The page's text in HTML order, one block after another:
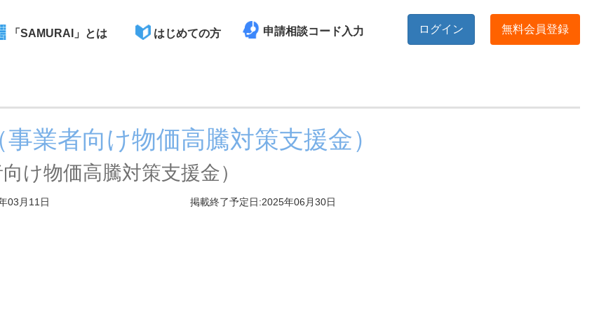
「SAMURAI」とは はじめての方 申請相談コード入力 ログイン 無料会員登録
業者向け物価高騰対策支援金）
け物価高騰対策支援金）
03月11日 掲載終了予定日:2025年06月30日